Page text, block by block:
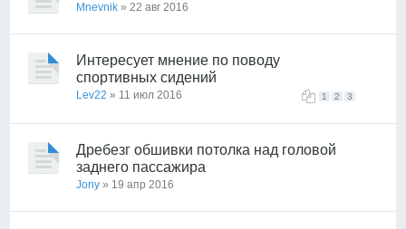
Mnevnik » 22 авг 2016
Интересует мнение по поводу
спортивных сидений
1 2 3
Lev22 » 11 июл 2016
Дребезг обшивки потолка над головой
заднего пассажира
Jony » 19 апр 2016